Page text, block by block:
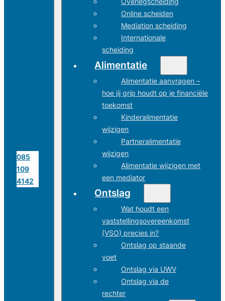
085
109
4142
Online scheiden
Mediation scheiding
Internationale
scheiding
Alimentatie
Alimentatie aanvragen –
hoe jij grip houdt op je financiële
toekomst
Kinderalimentatie
wijzigen
Partneralimentatie
wijzigen
Alimentatie wijzigen met
een mediator
Ontslag
Wat houdt een
vaststellingsovereenkomst
(VSO) precies in?
Ontslag op staande
voet
Ontslag via UWV
Ontslag via de
rechter